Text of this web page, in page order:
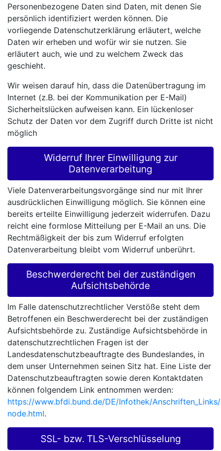
Personenbezogene Daten sind Daten, mit denen Sie
persönlich identifiziert werden können. Die
vorliegende Datenschutzerklärung erläutert, welche
Daten wir erheben und wofür wir sie nutzen. Sie
erläutert auch, wie und zu welchem Zweck das
geschieht.
Wir weisen darauf hin, dass die Datenübertragung im
Internet (z.B. bei der Kommunikation per E-Mail)
Sicherheitslücken aufweisen kann. Ein lückenloser
Schutz der Daten vor dem Zugriff durch Dritte ist nicht
möglich
Widerruf Ihrer Einwilligung zur
Datenverarbeitung
Viele Datenverarbeitungsvorgänge sind nur mit Ihrer
ausdrücklichen Einwilligung möglich. Sie können eine
bereits erteilte Einwilligung jederzeit widerrufen. Dazu
reicht eine formlose Mitteilung per E-Mail an uns. Die
Rechtmäßigkeit der bis zum Widerruf erfolgten
Datenverarbeitung bleibt vom Widerruf unberührt.
Beschwerderecht bei der zuständigen
Aufsichtsbehörde
Im Falle datenschutzrechtlicher Verstöße steht dem
Betroffenen ein Beschwerderecht bei der zuständigen
Aufsichtsbehörde zu. Zuständige Aufsichtsbehörde in
datenschutzrechtlichen Fragen ist der
Landesdatenschutzbeauftragte des Bundeslandes, in
dem unser Unternehmen seinen Sitz hat. Eine Liste der
Datenschutzbeauftragten sowie deren Kontaktdaten
können folgendem Link entnommen werden:
https://www.bfdi.bund.de/DE/Infothek/
node.html.
SSL- bzw. TLS-Verschlüsselung